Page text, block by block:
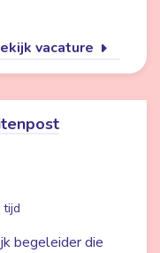
vacature
tijd
begeleider die